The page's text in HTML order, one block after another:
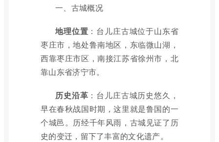
一、古城概况
地理位置 ：台儿庄古城位于山东省
枣庄市，地处鲁南地区，东临微山湖，
西靠枣庄市区，南接江苏省徐州市，北
靠山东省济宁市。
历史沿革 ：台儿庄古城历史悠久，
早在春秋战国时期，这里就是鲁国的一
个城邑。历经千年风雨，古城见证了历
史的变迁，留下了丰富的文化遗产。